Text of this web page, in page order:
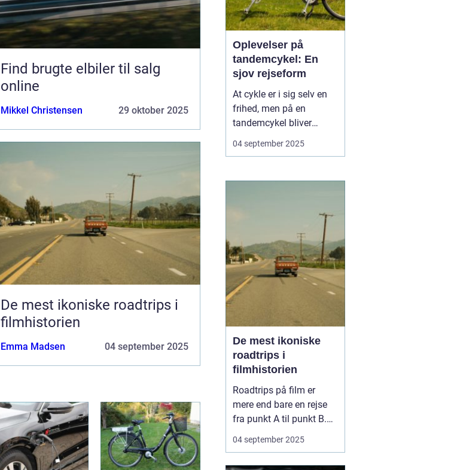
Find brugte elbiler til salg
online
Mikkel Christensen 29 oktober 2025
De mest ikoniske roadtrips i
filmhistorien
Emma Madsen 04 september 2025
Oplevelser på
tandemcykel: En
sjov rejseform
At cykle er i sig selv en
frihed, men på en
tandemcykel bliver
oplevelsen noget helt
særligt. Her handler det
frem, men om
Tandemcyklen har i
mange år vær...
04 september 2025
De mest ikoniske
roadtrips i
filmhistorien
Roadtrips på film er
mere end bare en rejse
fra punkt A til punkt B.
De fungerer som en
ramme for
04 september 2025